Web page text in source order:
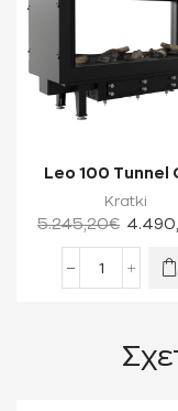
Leo 100 Tunnel
4.7-9 kW
Τζάκι
Kratki
5.245,20€